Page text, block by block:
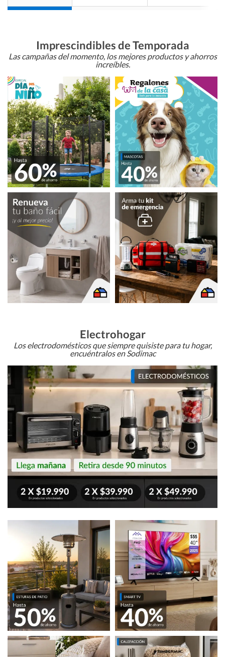
Imprescindibles de Temporada
Las campañas del momento, los mejores productos y ahorros
increíbles.
Electrohogar
Los electrodomésticos que siempre quisiste para tu hogar,
encuéntralos en Sodimac